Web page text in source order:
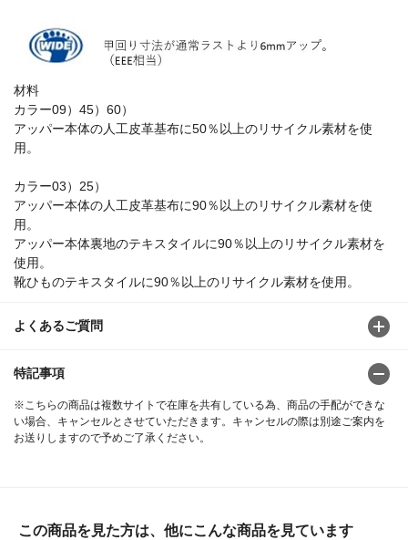
材料
カラー09）45）60）
アッパー本体の人工皮革基布に50％以上のリサイクル素材を使
用。
カラー03）25）
アッパー本体の人工皮革基布に90％以上のリサイクル素材を使
用。
アッパー本体裏地のテキスタイルに90％以上のリサイクル素材を
使用。
靴ひものテキスタイルに90％以上のリサイクル素材を使用。
よくあるご質問
特記事項
※こちらの商品は複数サイトで在庫を共有している為、商品の手配ができな
い場合、キャンセルとさせていただきます。キャンセルの際は別途ご案内を
お送りしますので予めご了承ください。
この商品を見た方は、他にこんな商品を見ています